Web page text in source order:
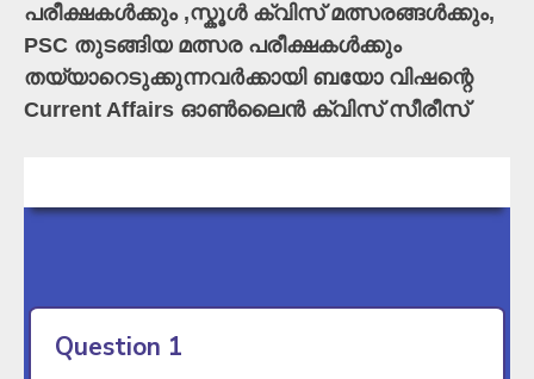
പരീക്ഷകൾക്കും ,സ്കൂൾ ക്വിസ് മത്സരങ്ങൾക്കും,
PSC തുടങ്ങിയ മത്സര പരീക്ഷകൾക്കും
തയ്യാറെടുക്കുന്നവർക്കായി ബയോ വിഷന്റെ
Current Affairs ഓൺലൈൻ ക്വിസ് സീരീസ്